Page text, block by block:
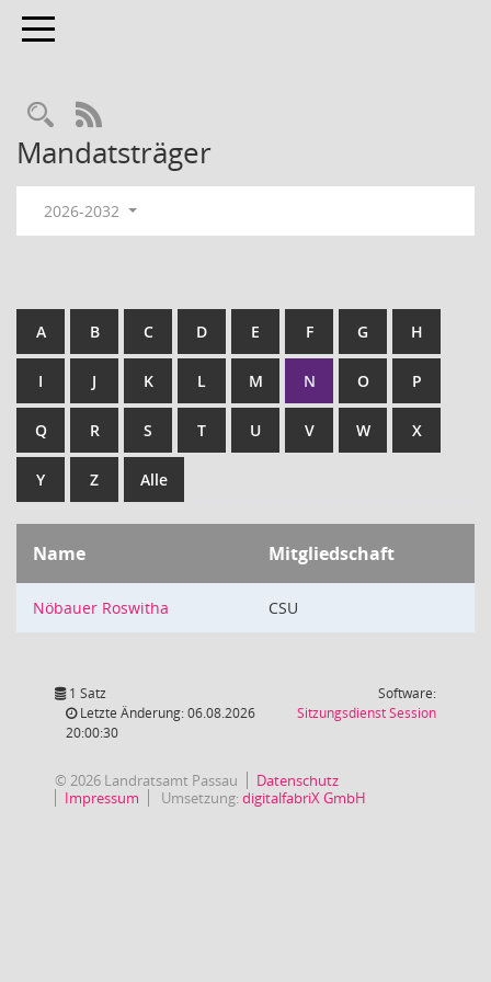
Toggle navigation
RSS-Feed
Mandatsträger
2026-2032
A B C D E F G H
I J K L M N O P
Q R S T U V W X
Y Z Alle
Name Mitgliedschaft
Nöbauer Roswitha CSU
1 Satz
Letzte Änderung: 06.08.2026
20:00:30
Software:
SitzungsdienstSession(Wird in
© 2026 Landratsamt Passau
Datenschutz
Impressum
Umsetzung:digitalfabriX GmbH